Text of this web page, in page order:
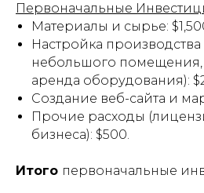
Первоначальные
Материалы и сырье:
Настройка
небольшого помещения,
аренда оборудования):
Создание веб-сайта и
Прочие расходы
бизнеса): $500.
Итого первоначальные